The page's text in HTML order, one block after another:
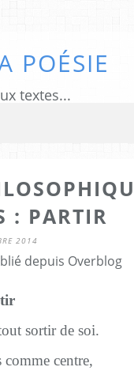
POÉSIE
textes...
: PARTIR
2014
depuis Overblog
sortir de soi.
comme centre,